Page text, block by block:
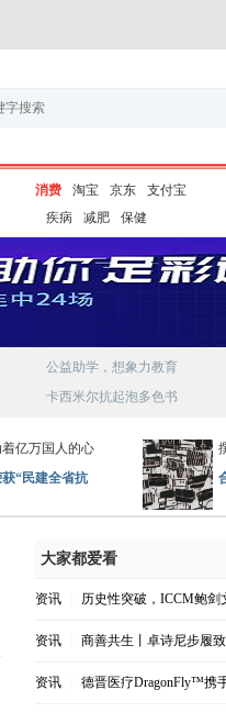
消费 淘宝 京东
支付宝
疾病
减肥 保健
公益助学，想象力教育
卡西米尔抗起泡多色书
亿万国人的心
“民建全省抗
大家都爱看
资讯 历史性突破，ICCM鲍剑
资讯 商善共生丨卓诗尼步履
资讯 德晋医疗DragonFly™携